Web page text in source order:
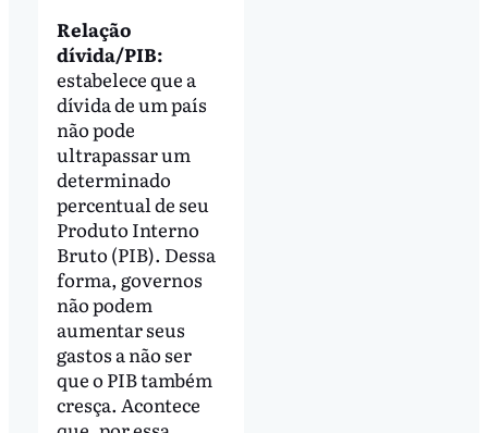
Relação
dívida/PIB:
estabelece que a
dívida de um país
não pode
ultrapassar um
determinado
percentual de seu
Produto Interno
Bruto (PIB). Dessa
forma, governos
não podem
aumentar seus
gastos a não ser
que o PIB também
cresça. Acontece